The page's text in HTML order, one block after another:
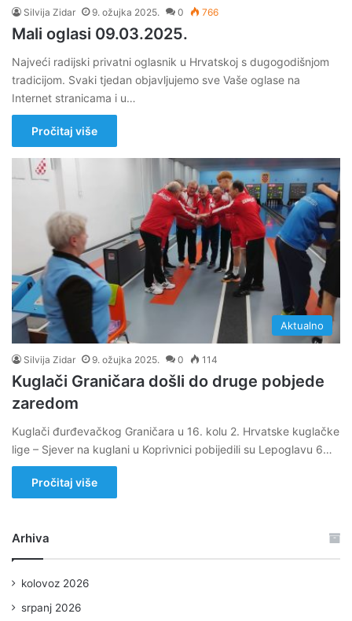
Silvija Zidar 9. ožujka 2025. 0 766
Mali oglasi 09.03.2025.
Najveći radijski privatni oglasnik u Hrvatskoj s dugogodišnjom
tradicijom. Svaki tjedan objavljujemo sve Vaše oglase na
Internet stranicama i u…
Pročitaj više
Aktualno
Silvija Zidar 9. ožujka 2025. 0 114
Kuglači Graničara došli do druge pobjede
zaredom
Kuglači đurđevačkog Graničara u 16. kolu 2. Hrvatske kuglačke
lige – Sjever na kuglani u Koprivnici pobijedili su Lepoglavu 6…
Pročitaj više
Arhiva
kolovoz 2026
srpanj 2026